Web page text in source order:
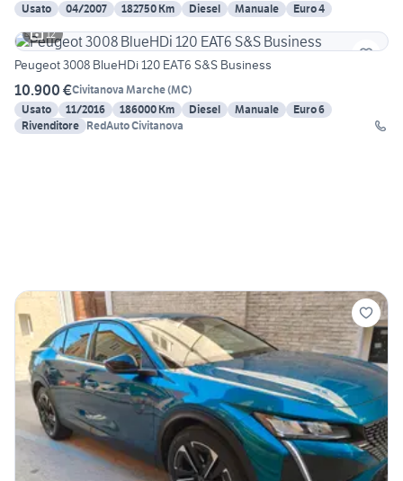
Usato
04/2007 182750 Km Diesel Manuale
Euro 4
12
Peugeot 3008 BlueHDi 120 EAT6 S&S Business
10.900 €Civitanova Marche(MC)
Usato
11/2016 186000 Km Diesel Manuale
Euro 6
Rivenditore RedAuto Civitanova